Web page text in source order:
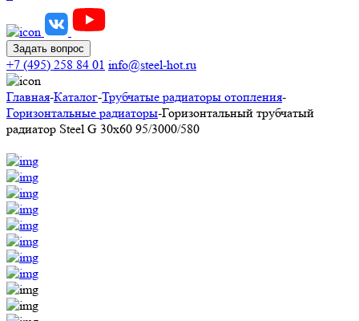
Задать вопрос
+7 (495) 258 84 01 info@steel-hot.ru
Главная-Каталог-Трубчатые радиаторы отопления-
Горизонтальные радиаторы-Горизонтальный трубчатый
радиатор Steel G 30х60 95/3000/580